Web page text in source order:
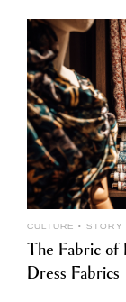
CULTURE STORY
The Fabric
Dress Fabrics